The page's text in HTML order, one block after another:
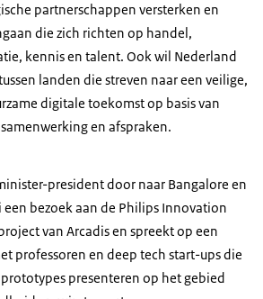
partnerschappen versterken en
die zich richten op handel,
kennis en talent. Ook wil Nederland
landen die streven naar een veilige,
digitale toekomst op basis van
en afspraken.
president door naar Bangalore en
bezoek aan de Philips Innovation
van Arcadis en spreekt op een
professoren en deep tech start-ups die
presenteren op het gebied